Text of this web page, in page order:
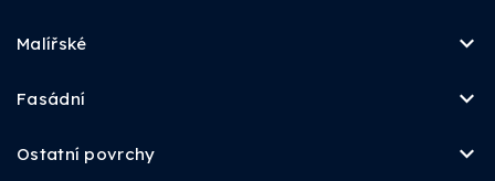
Malířské
Fasádní
Ostatní povrchy